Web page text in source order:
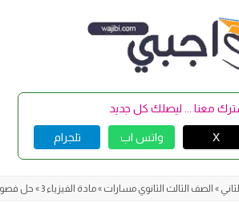
معنا ... ليصلك كل جديد
X واتس اب تلجرام
» الصف الثالث الثانوي مسارات »مادة الفيزياء 3 » حل فصول